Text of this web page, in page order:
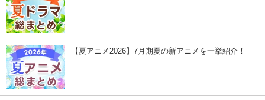
【夏アニメ2026】7月期夏の新アニメを一挙紹介！